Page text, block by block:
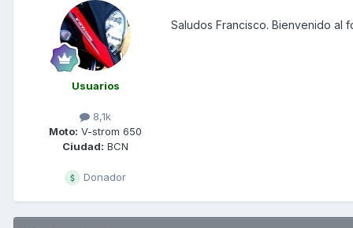
Usuarios
8,1k
Moto: V-strom 650
Ciudad: BCN
Donador
Saludos Francisco. Bienvenido al